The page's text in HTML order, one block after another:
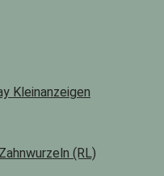
Kleinanzeigen
(RL)